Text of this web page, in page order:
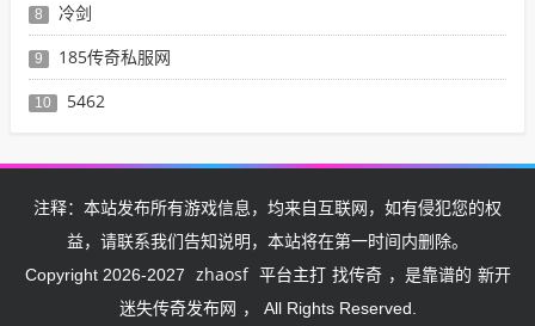
8 冷剑
9 185传奇私服网
10 5462
注释：本站发布所有游戏信息，均来自互联网，如有侵犯您的权
益，请联系我们告知说明，本站将在第一时间内删除。
Copyright 2026-2027
zhaosf 平台主打 找传奇 ，是靠谱的 新开
迷失传奇发布网 ， All Rights Reserved.